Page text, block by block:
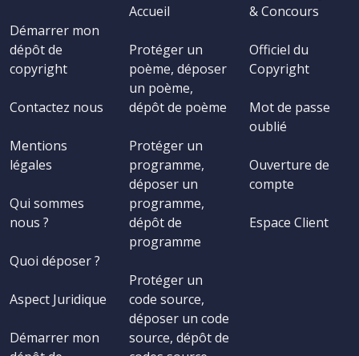
Démarrer mon
dépôt de
copyright
Contactez nous
Mentions
légales
Qui sommes
nous ?
Quoi déposer ?
Aspect Juridique
Démarrer mon
Accueil
Protéger un
poème, déposer
un poème,
dépôt de poème
Protéger un
programme,
déposer un
programme,
dépôt de
programme
Protéger un
code source,
déposer un code
source, dépôt de
& Concours
Officiel du
Copyright
Mot de passe
oublié
Ouverture de
compte
Espace Client